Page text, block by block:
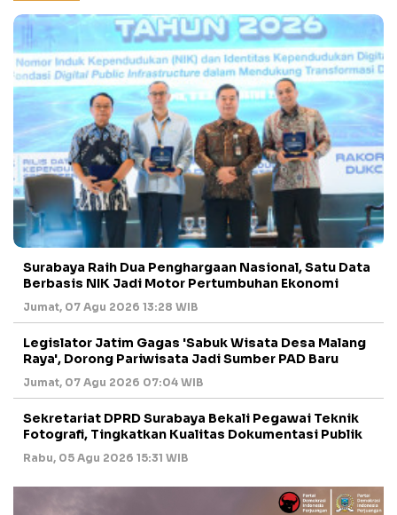
Surabaya Raih Dua Penghargaan Nasional, Satu Data
Berbasis NIK Jadi Motor Pertumbuhan Ekonomi
Jumat, 07 Agu 2026 13:28 WIB
Legislator Jatim Gagas 'Sabuk Wisata Desa Malang
Raya', Dorong Pariwisata Jadi Sumber PAD Baru
Jumat, 07 Agu 2026 07:04 WIB
Sekretariat DPRD Surabaya Bekali Pegawai Teknik
Fotografi, Tingkatkan Kualitas Dokumentasi Publik
Rabu, 05 Agu 2026 15:31 WIB